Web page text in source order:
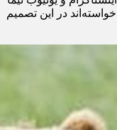
در این تصمیم